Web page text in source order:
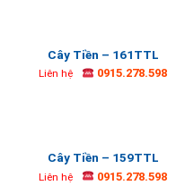
Cây Tiền – 161TTL
Liên hệ 0915.278.598
Cây Tiền – 159TTL
Liên hệ 0915.278.598